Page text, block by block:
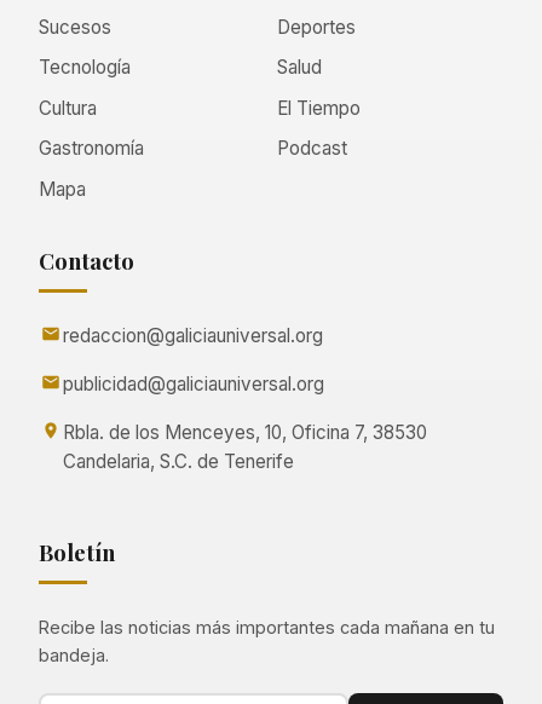
Sucesos
Deportes
Tecnología
Salud
Cultura
El Tiempo
Gastronomía
Podcast
Mapa
Contacto
redaccion@galiciauniversal.org
publicidad@galiciauniversal.org
Rbla. de los Menceyes, 10, Oficina 7, 38530
Candelaria, S.C. de Tenerife
Boletín
Recibe las noticias más importantes cada mañana en tu
bandeja.